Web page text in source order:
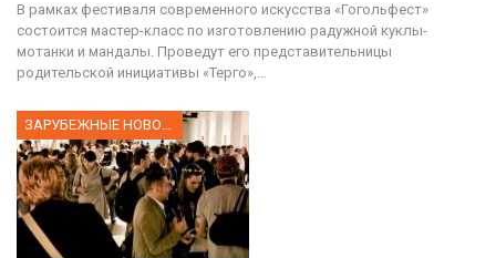
В рамках фестиваля современного искусства «Гогольфест»
состоится мастер-класс по изготовлению радужной куклы-
мотанки и мандалы. Проведут его представительницы
родительской инициативы «Терго»,…
ЗАРУБЕЖНЫЕ НОВОСТИ